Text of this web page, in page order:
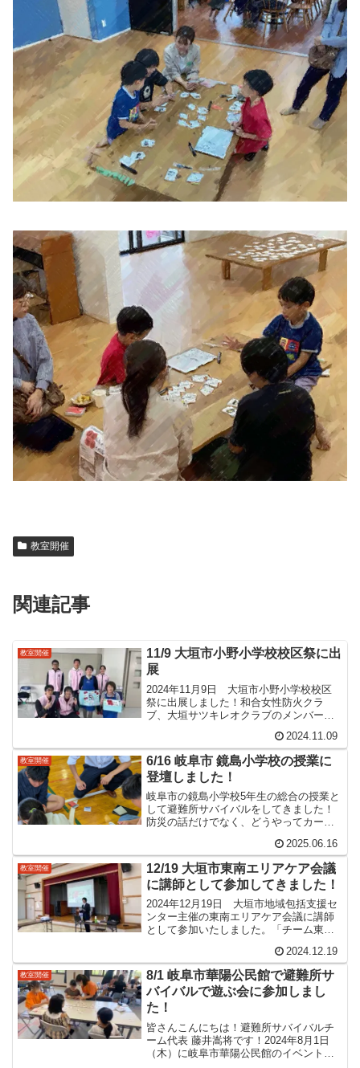
教室開催
関連記事
教室開催
11/9 大垣市小野小学校校区祭に出
展
2024年11月9日 大垣市小野小学校校区
祭に出展しました！和合女性防火クラ
ブ、大垣サツキレオクラブのメンバー、
サバイバルを体験できるブースを作りま
した。総計281名の子供達に体験してもら
いました！！中学...
2024.11.09
教室開催
6/16 岐阜市 鏡島小学校の授業に
登壇しました！
岐阜市の鏡島小学校5年生の総合の授業と
して避難所サバイバルをしてきました！
防災の話だけでなく、どうやってカード
きて、子供達が作る側の目線で取り組ん
でいる事がとっても素敵でした！
2025.06.16
教室開催
12/19 大垣市東南エリアケア会議
に講師として参加してきました！
2024年12月19日 大垣市地域包括支援セ
ンター主催の東南エリアケア会議に講師
として参加いたしました。「チーム東南
ろう！～」のテーマで、防災カードゲー
ム「避難所サバイバル」の体験をしてい
ただきました。...
2024.12.19
教室開催
8/1 岐阜市華陽公民館で避難所サ
バイバルで遊ぶ会に参加しまし
た！
皆さんこんにちは！避難所サバイバルチ
ーム代表 藤井嵩将です！2024年8月1日
（木）に岐阜市華陽公民館のイベントで